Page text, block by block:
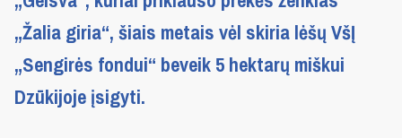
„Žalia giria“, šiais metais vėl skiria lėšų VšĮ
„Sengirės fondui“ beveik 5 hektarų miškui
Dzūkijoje įsigyti.